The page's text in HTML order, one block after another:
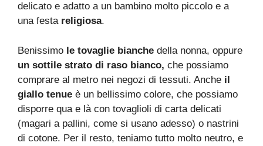
delicato e adatto a un bambino molto piccolo e a
una festa religiosa.
Benissimo le tovaglie bianche della nonna, oppure
un sottile strato di raso bianco, che possiamo
comprare al metro nei negozi di tessuti. Anche il
giallo tenue è un bellissimo colore, che possiamo
disporre qua e là con tovaglioli di carta delicati
(magari a pallini, come si usano adesso) o nastrini
di cotone. Per il resto, teniamo tutto molto neutro, e